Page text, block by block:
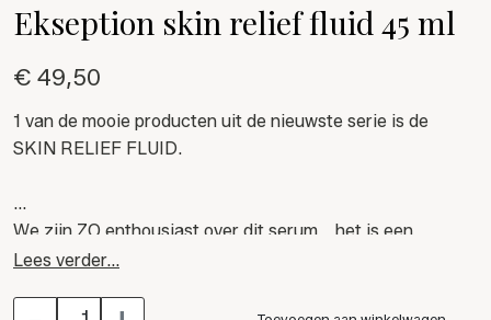
Ekseption skin relief fluid 45 ml
€ 49,50
1 van de mooie producten uit de nieuwste serie is de
SKIN RELIEF FLUID.
We zijn ZO enthousiast over dit serum... het is een
echte HEALING BOOSTER voor de onrustige of
Lees verder...